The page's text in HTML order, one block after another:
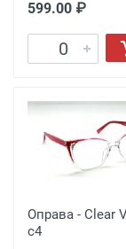
599.00 ₽
Оправа - Clear
c4